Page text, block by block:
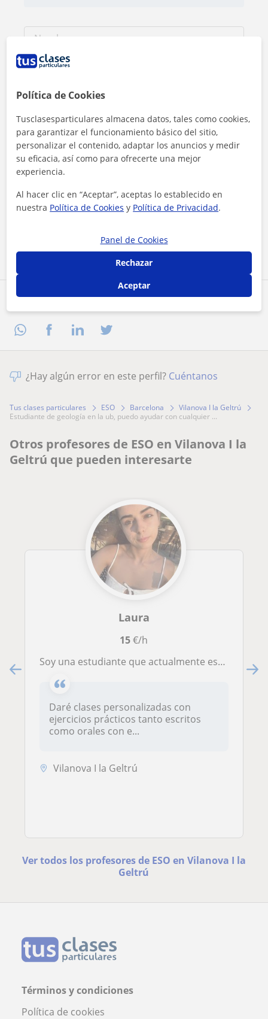
Comparte a este profesor
Al hacer clic, aceptas nuestro aviso legaly de privacidad
Contactar ahora
¿Hay algún error en este perfil? Cuéntanos
Tus clases particulares ESO Barcelona
Vilanova I la Geltrú
estudiante de geología en la ub, puedo ayudar con cualquier ...
Otros profesores de ESO en Vilanova I la
Geltrú que pueden interesarte
Laura
15€/h
Soy una estudiante que actualmente está estudiando fp superior. He realizado ESO y seguidamente bachillerato.
Daré clases personalizadas con
ejercicios prácticos tanto escritos
como orales con e...
Vilanova I la Geltrú
Ver todos los profesores de ESO en Vilanova I la
Geltrú
Términos y condiciones
Política de cookies
Política de Cookies
Tusclasesparticulares almacena datos, tales como cookies,
para garantizar el funcionamiento básico del sitio,
personalizar el contenido, adaptar los anuncios y medir
su eficacia, así como para ofrecerte una mejor
experiencia.
Al hacer clic en “Aceptar”, aceptas lo establecido en
nuestra Política de Cookies y Política de Privacidad.
Panel de Cookies
Rechazar
Aceptar